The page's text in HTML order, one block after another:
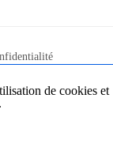
& Publicitéde cookies et